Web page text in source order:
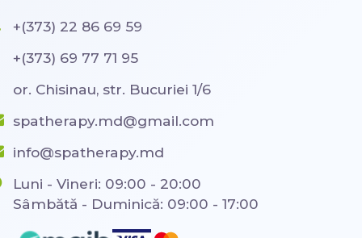
+(373) 22 86 69 59
+(373) 69 77 71 95
or. Chisinau, str. Bucuriei 1/6
spatherapy.md@gmail.com
info@spatherapy.md
Luni - Vineri: 09:00 - 20:00
Sâmbătă - Duminică: 09:00 - 17:00